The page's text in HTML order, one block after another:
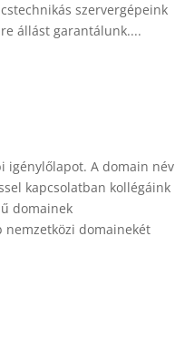
szervergépeink
állást garantálunk....
igénylőlapot. A domain név
kapcsolatban kollégáink
domainek
nemzetközi domainekét